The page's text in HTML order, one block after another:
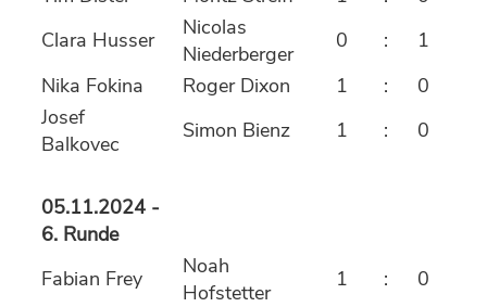
Clara Husser
Nicolas
Niederberger
0 :
1
Nika Fokina
Roger Dixon 1 :
0
Josef
Balkovec
Simon Bienz 1 : 0
05.11.2024 -
6. Runde
Fabian Frey
Noah
Hofstetter
1 :
0